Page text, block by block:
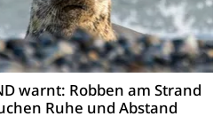
warnt: Robben am Strand
Ruhe und Abstand